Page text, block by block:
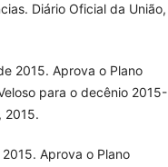
Diário Oficial da União,
2015. Aprova o Plano
para o decênio 2015-
2015.
Aprova o Plano